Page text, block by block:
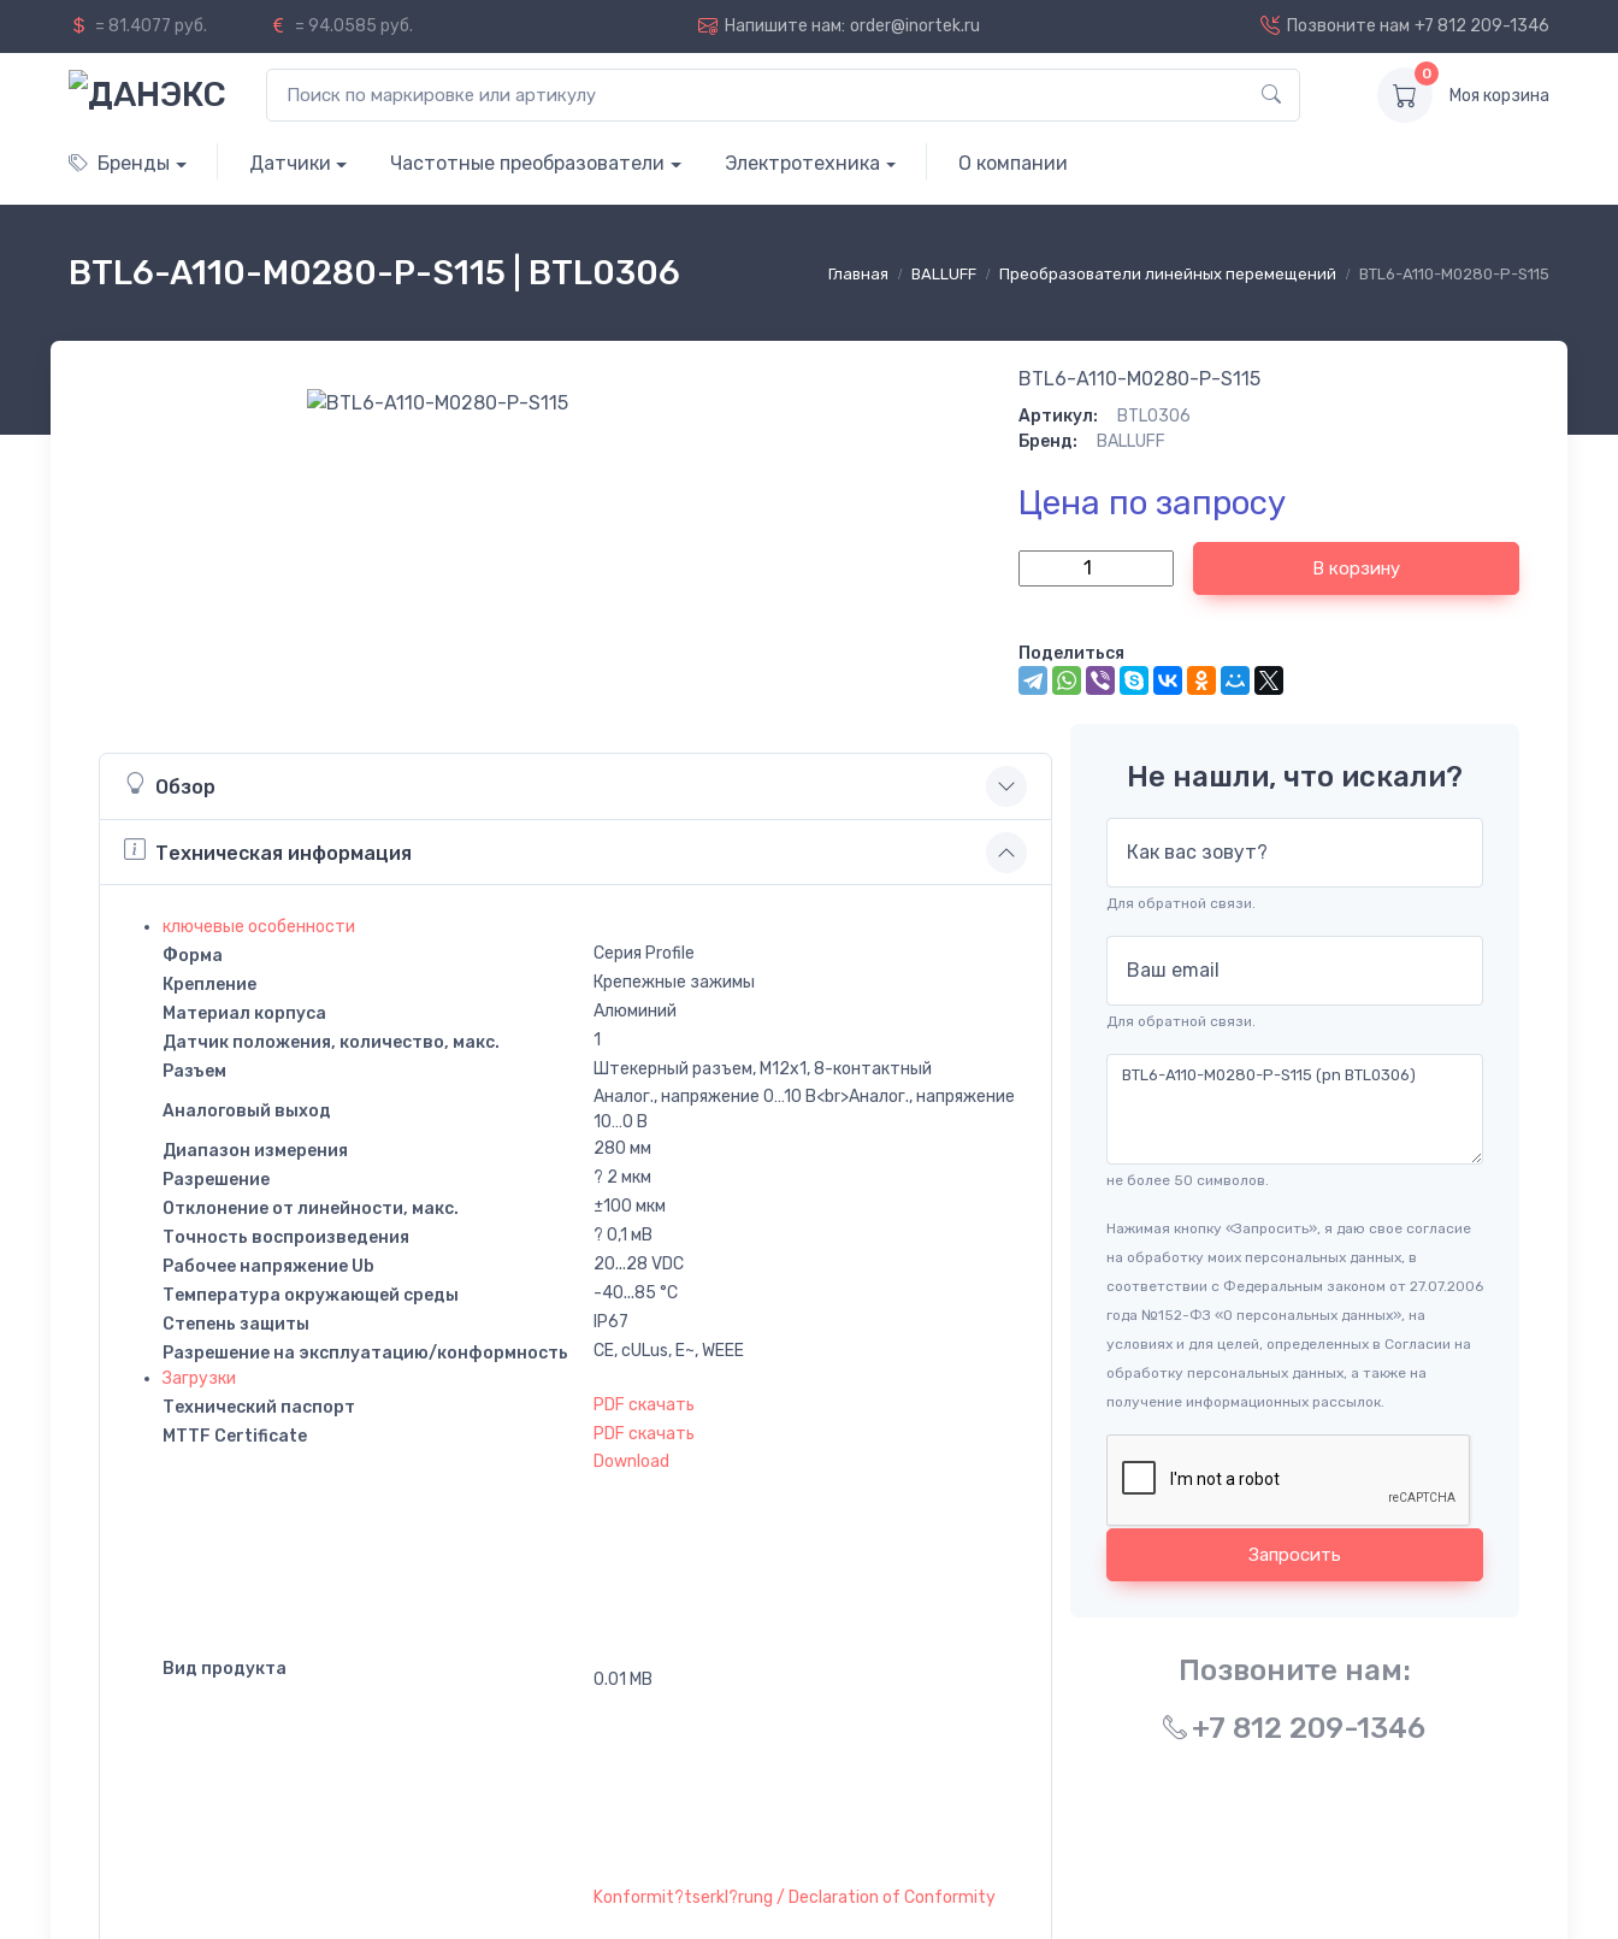
= 81.4077 руб. = 94.0585 руб. Напишите нам: order@inortek.ru Позвоните нам +7 812 209-1346
0
Моя корзина
Бренды Датчики Частотные преобразователи Электротехника О компании
Главная BALLUFF Преобразователи линейных перемещений BTL6-A110-M0280-P-S115
BTL6-A110-M0280-P-S115 | BTL0306
BTL6-A110-M0280-P-S115
Артикул:
BTL0306
Бренд:
BALLUFF
Цена по запросу
В корзину
Поделиться
Обзор
Техническая информация
ключевые особенности
Форма
Серия Profile
Крепление
Крепежные зажимы
Материал корпуса
Алюминий
Датчик положения, количество, макс.
1
Разъем
Штекерный разъем, M12x1, 8-контактный
Аналоговый выход
Аналог., напряжение 0…10 В<br>Аналог., напряжение
10…0 В
Диапазон измерения
280 мм
Разрешение
? 2 мкм
Отклонение от линейности, макс.
±100 мкм
Точность воспроизведения
? 0,1 мВ
Рабочее напряжение Ub
20...28 VDC
Температура окружающей среды
-40...85 °C
Степень защиты
IP67
Разрешение на эксплуатацию/конформность
CE, cULus, E~, WEEE
Загрузки
Технический паспорт
PDF скачать
MTTF Certificate
PDF скачать
Вид продукта
Download
0.01 MB
Konformit?tserkl?rung / Declaration of Conformity
Не нашли, что искали?
Как вас зовут?
Для обратной связи.
Ваш email
Для обратной связи.
не более 50 символов.
Нажимая кнопку «Запросить», я даю свое согласие
на обработку моих персональных данных, в
соответствии с Федеральным законом от 27.07.2006
года №152-ФЗ «О персональных данных», на
условиях и для целей, определенных в Согласии на
обработку персональных данных, а также на
получение информационных рассылок.
Запросить
Позвоните нам:
+7 812 209-1346